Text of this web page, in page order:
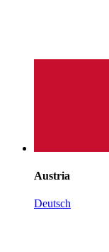
Austria
Deutsch